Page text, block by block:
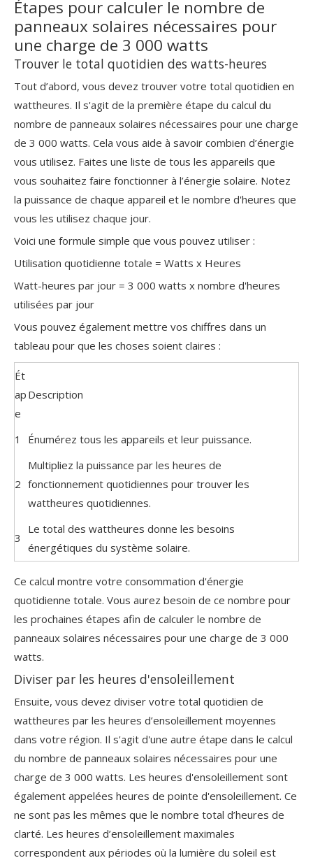
Étapes pour calculer le nombre de
panneaux solaires nécessaires pour
une charge de 3 000 watts
Trouver le total quotidien des watts-heures
Tout d’abord, vous devez trouver votre total quotidien en
wattheures. Il s'agit de la première étape du calcul du
nombre de panneaux solaires nécessaires pour une charge
de 3 000 watts. Cela vous aide à savoir combien d’énergie
vous utilisez. Faites une liste de tous les appareils que
vous souhaitez faire fonctionner à l’énergie solaire. Notez
la puissance de chaque appareil et le nombre d'heures que
vous les utilisez chaque jour.
Voici une formule simple que vous pouvez utiliser :
Utilisation quotidienne totale = Watts x Heures
Watt-heures par jour = 3 000 watts x nombre d'heures
utilisées par jour
Vous pouvez également mettre vos chiffres dans un
tableau pour que les choses soient claires :
Ét
ap
e
Description
1 Énumérez tous les appareils et leur puissance.
2
Multipliez la puissance par les heures de
fonctionnement quotidiennes pour trouver les
wattheures quotidiennes.
3
Le total des wattheures donne les besoins
énergétiques du système solaire.
Ce calcul montre votre consommation d'énergie
quotidienne totale. Vous aurez besoin de ce nombre pour
les prochaines étapes afin de calculer le nombre de
panneaux solaires nécessaires pour une charge de 3 000
watts.
Diviser par les heures d'ensoleillement
Ensuite, vous devez diviser votre total quotidien de
wattheures par les heures d’ensoleillement moyennes
dans votre région. Il s'agit d'une autre étape dans le calcul
du nombre de panneaux solaires nécessaires pour une
charge de 3 000 watts. Les heures d'ensoleillement sont
également appelées heures de pointe d'ensoleillement. Ce
ne sont pas les mêmes que le nombre total d’heures de
clarté. Les heures d’ensoleillement maximales
correspondent aux périodes où la lumière du soleil est